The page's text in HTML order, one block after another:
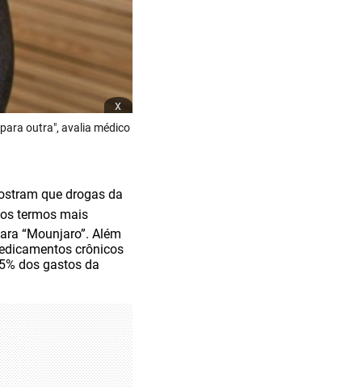
x
outra", avalia médico
que drogas da
termos mais
“Mounjaro”. Além
crônicos
dos gastos da